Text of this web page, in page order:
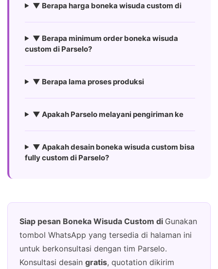
▼ Berapa harga boneka wisuda custom di
▼ Berapa minimum order boneka wisuda
custom di Parselo?
▼ Berapa lama proses produksi
▼ Apakah Parselo melayani pengiriman ke
▼ Apakah desain boneka wisuda custom bisa
fully custom di Parselo?
Siap pesan Boneka Wisuda Custom di Gunakan
tombol WhatsApp yang tersedia di halaman ini
untuk berkonsultasi dengan tim Parselo.
Konsultasi desain gratis, quotation dikirim